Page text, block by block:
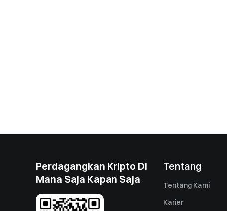
Perdagangkan Kripto Di
Mana Saja Kapan Saja
Tentang
Tentang Kami
Karier